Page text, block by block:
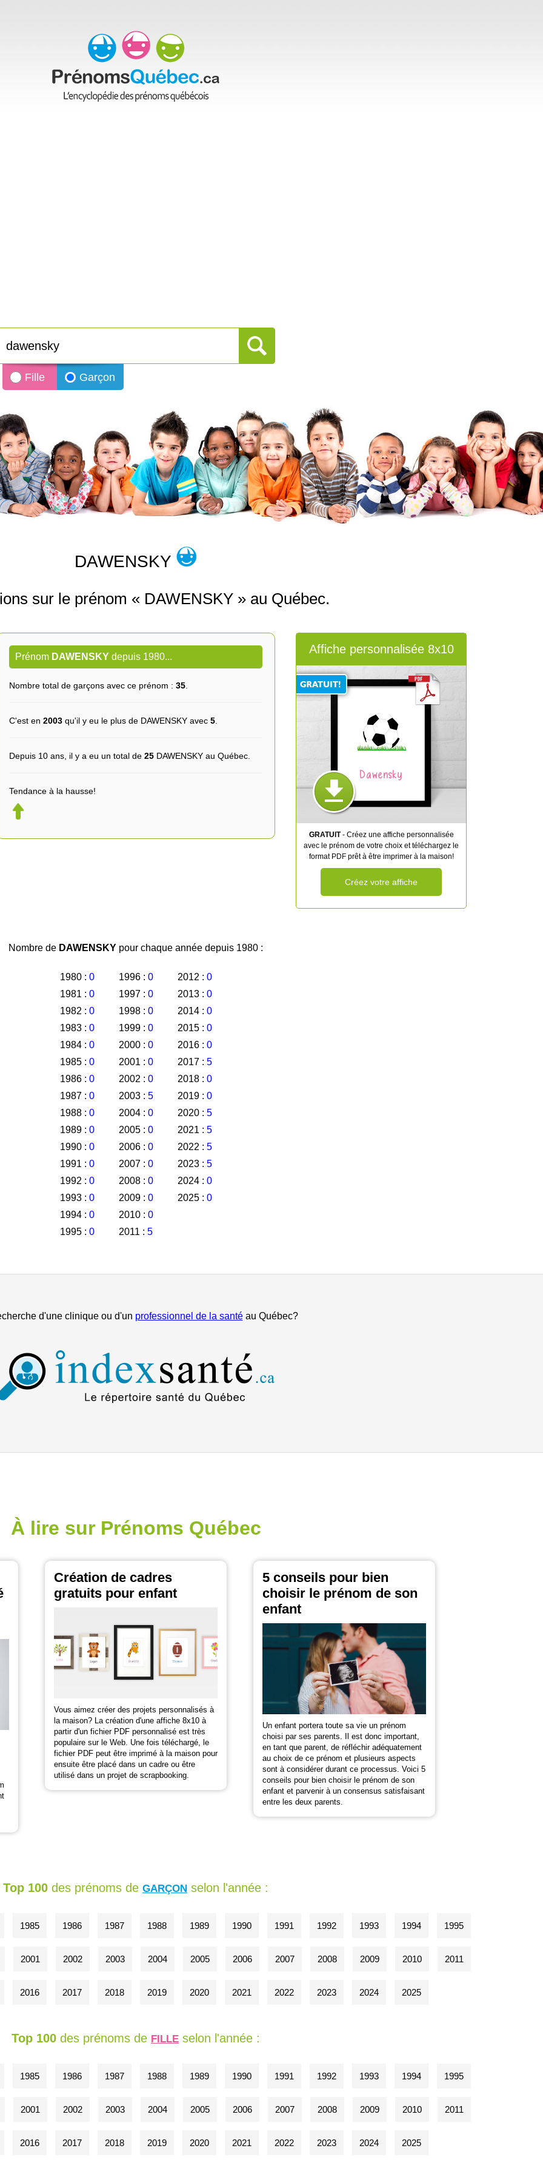
Fille Garçon
DAWENSKY
sur le prénom « DAWENSKY » au Québec.
Prénom DAWENSKY depuis 1980...
Nombre total de garçons avec ce prénom : 35
C'est en 2003 qu'il y eu le plus de DAWENSKY avec 5
Depuis 10 ans, il y a eu un total de 25 DAWENSKY au Québec.
Tendance à la hausse!
Affiche personnalisée 8x10
Dawensky
GRATUIT- Créez une affiche personnalisée
avec le prénom de votre choix et téléchargez le
format PDF prêt à être imprimer à la maison!
Créez votre affiche
Nombre de DAWENSKY pour chaque année depuis 1980 :
1980 : 0
1981 : 0
1982 : 0
1983 : 0
1984 : 0
1985 : 0
1986 : 0
1987 : 0
1988 : 0
1989 : 0
1990 : 0
1991 : 0
1992 : 0
1993 : 0
1994 : 0
1995 : 0
1996 : 0
1997 : 0
1998 : 0
1999 : 0
2000 : 0
2001 : 0
2002 : 0
2003 : 5
2004 : 0
2005 : 0
2006 : 0
2007 : 0
2008 : 0
2009 : 0
2010 : 0
2011 : 5
2012 : 0
2013 : 0
2014 : 0
2015 : 0
2016 : 0
2017 : 5
2018 : 0
2019 : 0
2020 : 5
2021 : 5
2022 : 5
2023 : 5
2024 : 0
2025 : 0
d'une clinique ou d'un professionnel de la santéau Québec?
À lire sur Prénoms Québec
Création de cadres
gratuits pour enfant
Vous aimez créer des projets personnalisés à
la maison? La création d'une affiche 8x10 à
partir d'un fichier PDF personnalisé est très
populaire sur le Web. Une fois téléchargé, le
fichier PDF peut être imprimé à la maison pour
ensuite être placé dans un cadre ou être
utilisé dans un projet de scrapbooking.
5 conseils pour bien
choisir le prénom de son
enfant
Un enfant portera toute sa vie un prénom
choisi par ses parents. Il est donc important,
en tant que parent, de réfléchir adéquatement
au choix de ce prénom et plusieurs aspects
sont à considérer durant ce processus. Voici 5
conseils pour bien choisir le prénom de son
enfant et parvenir à un consensus satisfaisant
entre les deux parents.
Top 100 des prénoms de GARÇON selon l'année :
1985 1986 1987 1988 1989 1990 1991 1992 1993 1994 1995
2001 2002 2003 2004 2005 2006 2007 2008 2009 2010 2011
2016 2017 2018 2019 2020 2021 2022 2023 2024 2025
Top 100 des prénoms de FILLE selon l'année :
1985 1986 1987 1988 1989 1990 1991 1992 1993 1994 1995
2001 2002 2003 2004 2005 2006 2007 2008 2009 2010 2011
2016 2017 2018 2019 2020 2021 2022 2023 2024 2025